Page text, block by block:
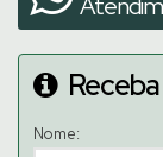
Nome: